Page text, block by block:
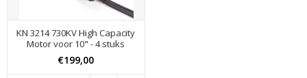
KN 3214 730KV High Capacity
Motor voor 10" - 4 stuks
€199,00